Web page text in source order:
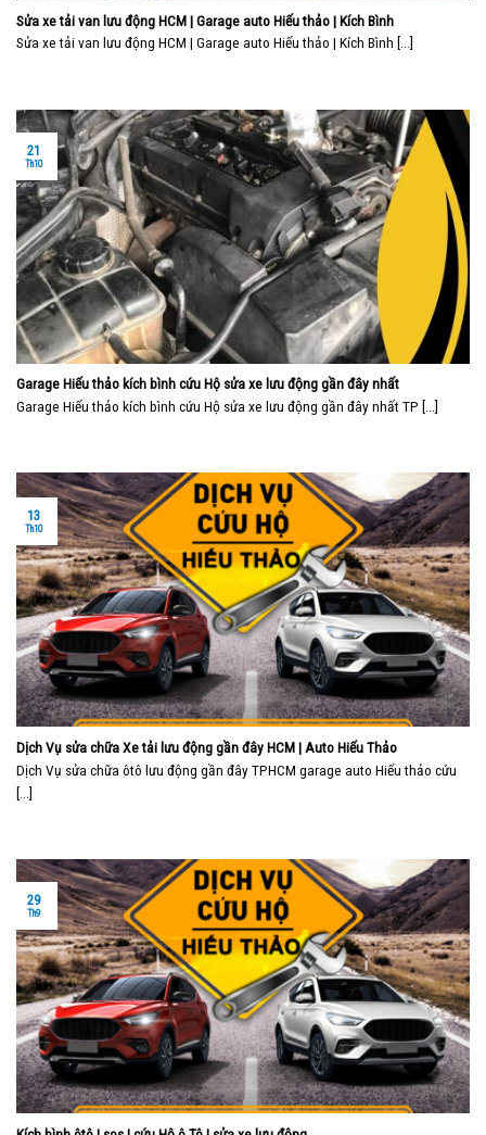
Sửa xe tải van lưu động HCM | Garage auto Hiếu thảo | Kích Bình
Sửa xe tải van lưu động HCM | Garage auto Hiếu thảo | Kích Bình [...]
Garage Hiếu thảo kích bình cứu Hộ sửa xe lưu động gần đây nhất
Garage Hiếu thảo kích bình cứu Hộ sửa xe lưu động gần đây nhất TP [...]
21
Th10
Dịch Vụ sửa chữa Xe tải lưu động gần đây HCM | Auto Hiếu Thảo
Dịch Vụ sửa chữa ôtô lưu động gần đây TPHCM garage auto Hiếu thảo cứu
[...]
13
Th10
29
Th9